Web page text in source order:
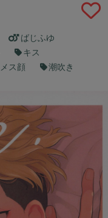
ばじふゆ
キス
メス顔
潮吹き